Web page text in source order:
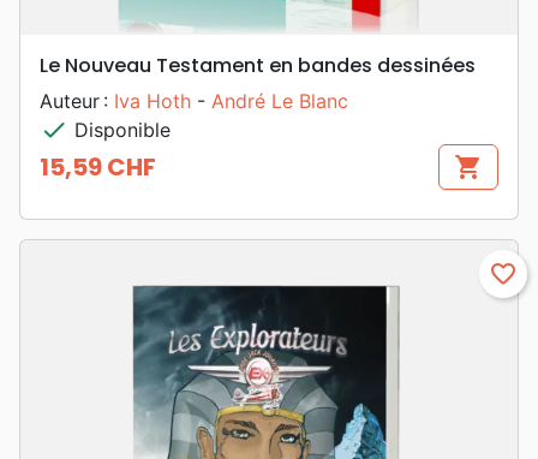
Le Nouveau Testament en bandes dessinées
Auteur : Iva Hoth - André Le Blanc
check Disponible
Prix
15,59 CHF shopping_cart
favorite_border